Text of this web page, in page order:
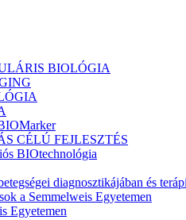
BIOLÓGIA
CÉLÚ FEJLESZTÉS
BIOtechnológia
diagnosztikájában és
a Semmelweis Egyetemen
Egyetemen